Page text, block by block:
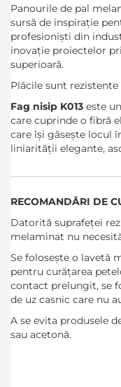
Panourile de pal
sursă de inspirație
profesioniști din
inovație proiectelor
superioară.
Plăcile sunt rezistente
Fag nisip K013 este
care cuprinde o fibră
care își găsește locul
liniarității elegante,
RECOMANDĂRI DE
Datorită suprafeței
melaminat nu
Se folosește o lavetă
pentru curățarea
contact prelungit, se
de uz casnic care nu
A se evita produsele
sau acetonă.